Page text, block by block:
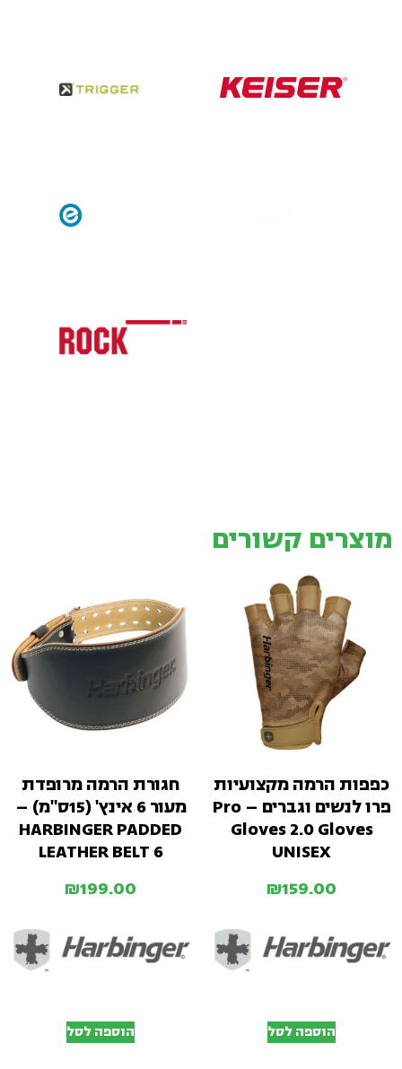
מוצרים קשורים
כפפות הרמה מקצועיות
פרו לנשים וגברים – Pro
Gloves 2.0 Gloves
UNISEX
₪159.00
הוספה לסל
חגורת הרמה מרופדת
מעור 6 אינץ' (15ס"מ) –
HARBINGER PADDED
LEATHER BELT 6
₪199.00
הוספה לסל